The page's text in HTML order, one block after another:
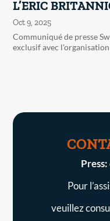
L’ERIC
Oct 9, 2025
Communiqué de presse
exclusif avec
Press:
Pour
veuillez